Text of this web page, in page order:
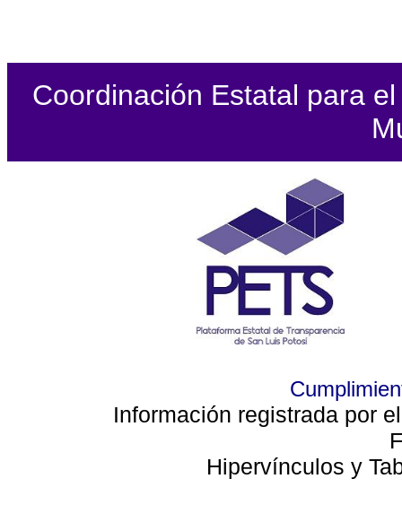
Coordinación Estatal para
Información registrada por
Hipervínculos y